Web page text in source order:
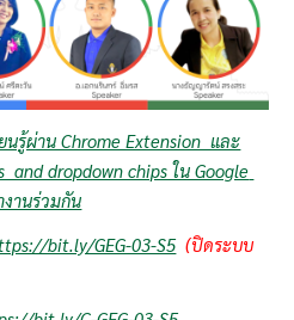
นรู้ผ่าน Chrome Extension  และ
and dropdown chips ใน Google
งานร่วมกัน
bit.ly/GEG-03-S5 (ปิดระบบ